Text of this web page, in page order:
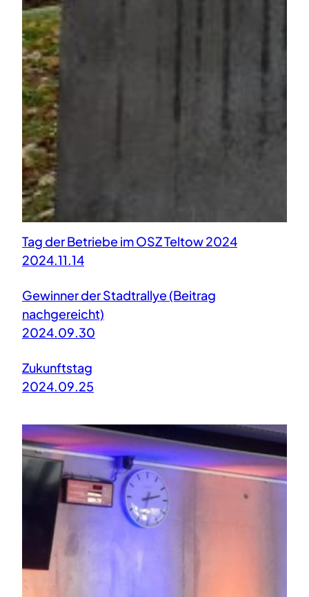
Tag der Betriebe im OSZ Teltow 2024
2024.11.14
Gewinner der Stadtrallye (Beitrag
nachgereicht)
2024.09.30
Zukunftstag
2024.09.25